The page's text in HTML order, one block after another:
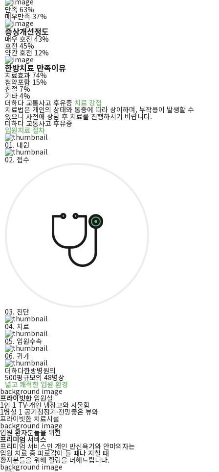
만족 63%
매우만족 37%
증상개선정도
매우 호전 43%
호전 45%
약간 호전 12%
한방치료 만족이유
치료효과 74%
첩약포함 15%
친절 7%
기타 4%
더하다 교통사고 후유증 치료 강점
치료법은 개인의 상태와 통증에 따라 상이하며, 부작용이 발생할 수
있으니 사전에 상담 후 치료를 진행하시기 바랍니다.
더하다 교통사고 후유증
입원치료 절차
01. 내원
02. 접수
03. 진단
04. 치료
05. 입원수속
06. 귀가
더하다한방병원의
500평규모의 48병상
넓고 쾌적한 입원 환경
background image
프라이빗한 입원실
1인 1 TV·개인 냉장고와 사물함
1병실 1 공기청정기·전망좋은 뷰와
프라이빗한 치료시설
background image
입원 환자분들을 위한
프리미엄 서비스
프리미엄 서비스인 개인 반신욕기와 안마의자는
입원 치료 중 피로감이 들 때나 지칠 때
환자분들을 위해 힐링을 더해드립니다.
background image